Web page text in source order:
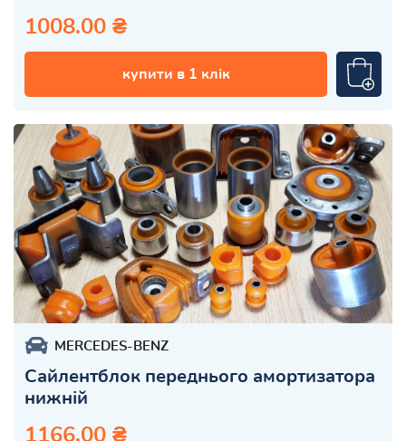
1008.00 ₴
купити в 1 клік
MERCEDES-BENZ
Сайлентблок переднього амортизатора
нижній
1166.00 ₴